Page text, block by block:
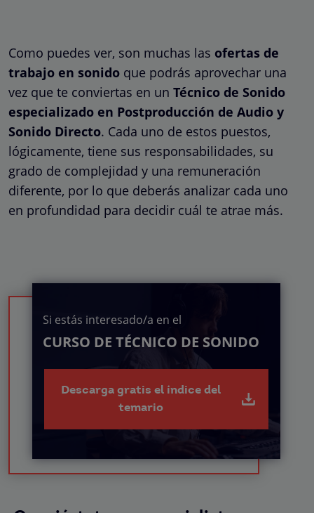
Como puedes ver, son muchas las ofertas de
trabajo en sonido que podrás aprovechar una
vez que te conviertas en un Técnico de Sonido
especializado en Postproducción de Audio y
Sonido Directo. Cada uno de estos puestos,
lógicamente, tiene sus responsabilidades, su
grado de complejidad y una remuneración
diferente, por lo que deberás analizar cada uno
en profundidad para decidir cuál te atrae más.
Si estás interesado/a en el
CURSO DE TÉCNICO DE SONIDO
Descarga gratis el índice del
temario